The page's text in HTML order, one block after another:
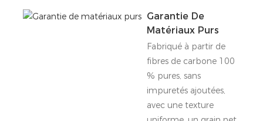
Garantie De
Matériaux Purs
Fabriqué à partir de
fibres de carbone 100
% pures, sans
impuretés ajoutées,
avec une texture